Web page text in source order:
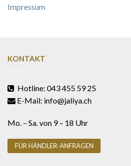
Impressum
KONTAKT
Hotline: 043 455 59 25
E-Mail: info@jaliya.ch
Mo. – Sa. von 9 – 18 Uhr
FÜR HÄNDLER-ANFRAGEN